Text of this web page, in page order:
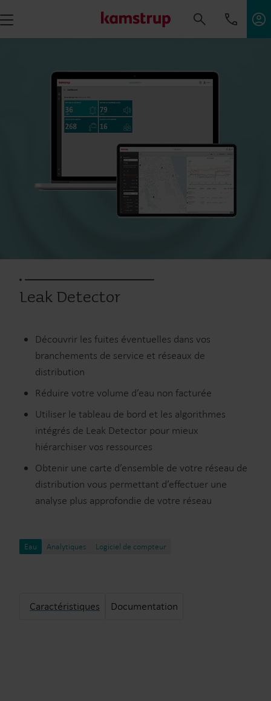
Leak Detector
Découvrir les fuites éventuelles dans vos
branchements de service et réseaux de
distribution
Réduire votre volume d’eau non facturée
Utiliser le tableau de bord et les algorithmes
intégrés de Leak Detector pour mieux
hiérarchiser vos ressources
Obtenir une carte d’ensemble de votre réseau de
distribution vous permettant d’effectuer une
analyse plus approfondie de votre réseau
Eau Analytiques Logiciel de compteur
Caractéristiques Documentation